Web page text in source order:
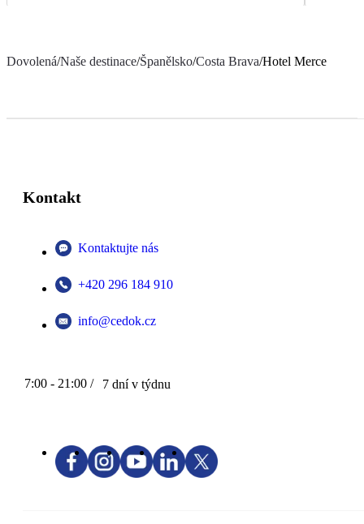
Dovolená/Naše destinace/Španělsko/Costa Brava/Hotel Merce
Kontakt
Kontaktujte nás
+420 296 184 910
info@cedok.cz
7:00 - 21:00 / 7 dní v týdnu